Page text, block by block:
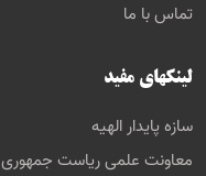
تماس با ما
لینکهای مفید
سازه پایدار الهیه
معاونت علمی ریاست جمهوری